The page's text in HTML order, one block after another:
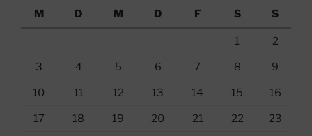
M
D M D F S S
1 2
3 4 5 6 7 8 9
10 11 12 13 14 15 16
17 18 19 20 21 22 23